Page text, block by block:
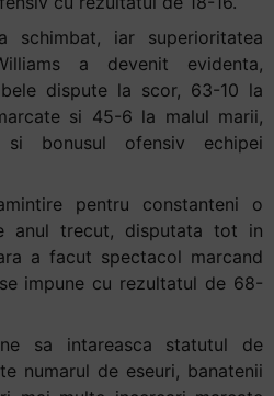
schimbat, iar superioritatea
a devenit evidenta,
dispute la scor, 63-10 la
si 45-6 la malul marii,
bonusul ofensiv echipei
pentru constanteni o
anul trecut, disputata tot in
a facut spectacol marcand
impune cu rezultatul de 68-
sa intareasca statutul de
numarul de eseuri, banatenii